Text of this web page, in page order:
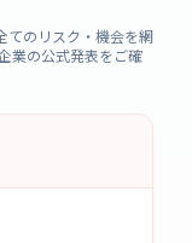
てのリスク・機会を網
業の公式発表をご確